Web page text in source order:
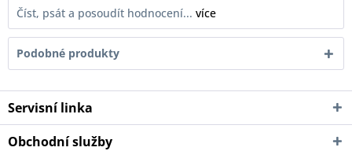
Číst, psát a posoudít hodnocení... více
Podobné produkty
Servisní linka
Obchodní služby